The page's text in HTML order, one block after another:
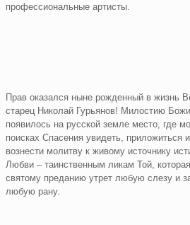
профессиональные артисты.
Прав оказался ныне рожденный в жизнь
старец Николай Гурьянов! Милостию
появилось на русской земле место, где
поисках Спасения увидеть, приложиться и
вознести молитву к живому источнику
Любви – таинственным ликам Той,
святому преданию утрет любую слезу и
любую рану.